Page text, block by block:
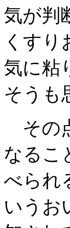
気が判
くす
気に粘
そうも
その
なるこ
べられ
いうお